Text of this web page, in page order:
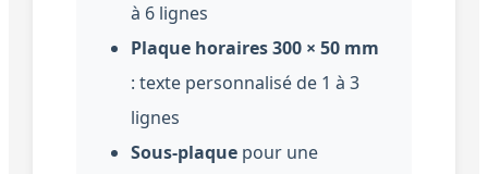
à 6 lignes
Plaque horaires 300 × 50 mm
: texte personnalisé de 1 à 3
lignes
Sous-plaquepour une